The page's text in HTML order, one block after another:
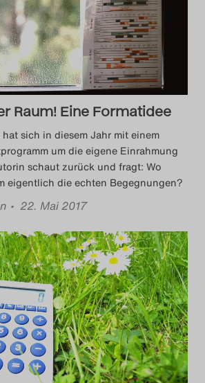
Blog
2014
Blog
2015
Blog
2016
Blog
2017
Blog
2018
Blog
Alumni
Raum! Eine Formatidee
sich in diesem Jahr mit einem
um die eigene Einrahmung
schaut zurück und fragt: Wo
eigentlich die echten Begegnungen?
• 22. Mai 2017